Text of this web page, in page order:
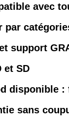
avec
par
support
et SD
disponible :
sans